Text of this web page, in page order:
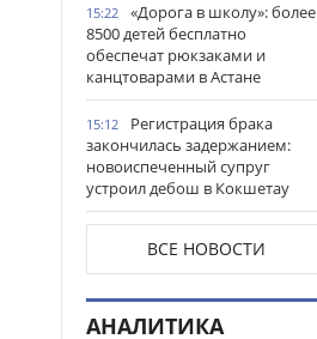
15:22
«Дорога в школу»: более
8500 детей бесплатно
обеспечат рюкзаками и
канцтоварами в Астане
15:12
Регистрация брака
закончилась задержанием:
новоиспеченный супруг
устроил дебош в Кокшетау
Сауран началась реставрация
исторических памятников
14:53
Выезд на встречную
ВСЕ НОВОСТИ
АНАЛИТИКА